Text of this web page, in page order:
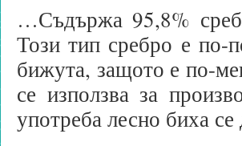
…Съдържа 95,8%
Този тип сребро е по-
бижута, защото е по-
се използва за
употреба лесно биха